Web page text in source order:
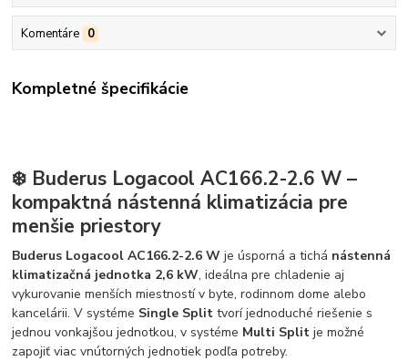
Komentáre 0
Kompletné špecifikácie
❄️ Buderus Logacool AC166.2-2.6 W –
kompaktná nástenná klimatizácia pre
menšie priestory
Buderus Logacool AC166.2-2.6 W je úsporná a tichá nástenná
klimatizačná jednotka 2,6 kW, ideálna pre chladenie aj
vykurovanie menších miestností v byte, rodinnom dome alebo
kancelárii. V systéme Single Split tvorí jednoduché riešenie s
jednou vonkajšou jednotkou, v systéme Multi Split je možné
zapojiť viac vnútorných jednotiek podľa potreby.